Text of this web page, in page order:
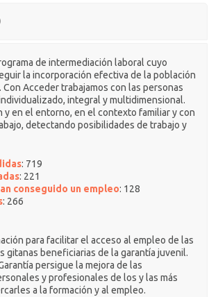
de intermediación laboral cuyo
la incorporación efectiva de la población
Con Acceder trabajamos con las personas
integral y multidimensional.
y en el entorno, en el contexto familiar y con
detectando posibilidades de trabajo y
: 719
: 221
conseguido un empleo: 128
: 266
para facilitar el acceso al empleo de las
gitanas beneficiarias de la garantía juvenil.
persigue la mejora de las
y profesionales de los y las más
a la formación y al empleo.